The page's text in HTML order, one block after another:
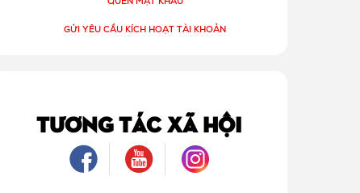
GỬI YÊU CẦU KÍCH HOẠT TÀI KHOẢN
TƯƠNG TÁC XÃ HỘI